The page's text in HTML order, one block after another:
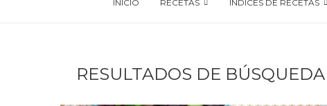
INICIO RECETAS ÍNDICES DE RECETAS
RESULTADOS DE